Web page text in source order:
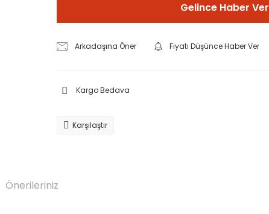
Gelince Haber Ver
Arkadaşına Öner Fiyatı Düşünce Haber Ver
Kargo Bedava
Karşılaştır
Önerileriniz